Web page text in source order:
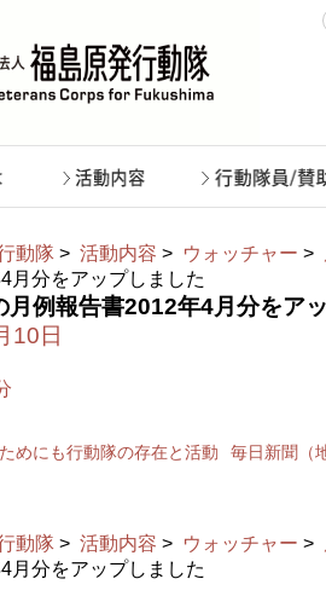
動隊 > 活動内容 > ウォッチャー >
月分をアップしました
月例報告書2012年4月分をア
10日
めにも行動隊の存在と活動
毎日新聞（
動隊 > 活動内容 > ウォッチャー >
月分をアップしました